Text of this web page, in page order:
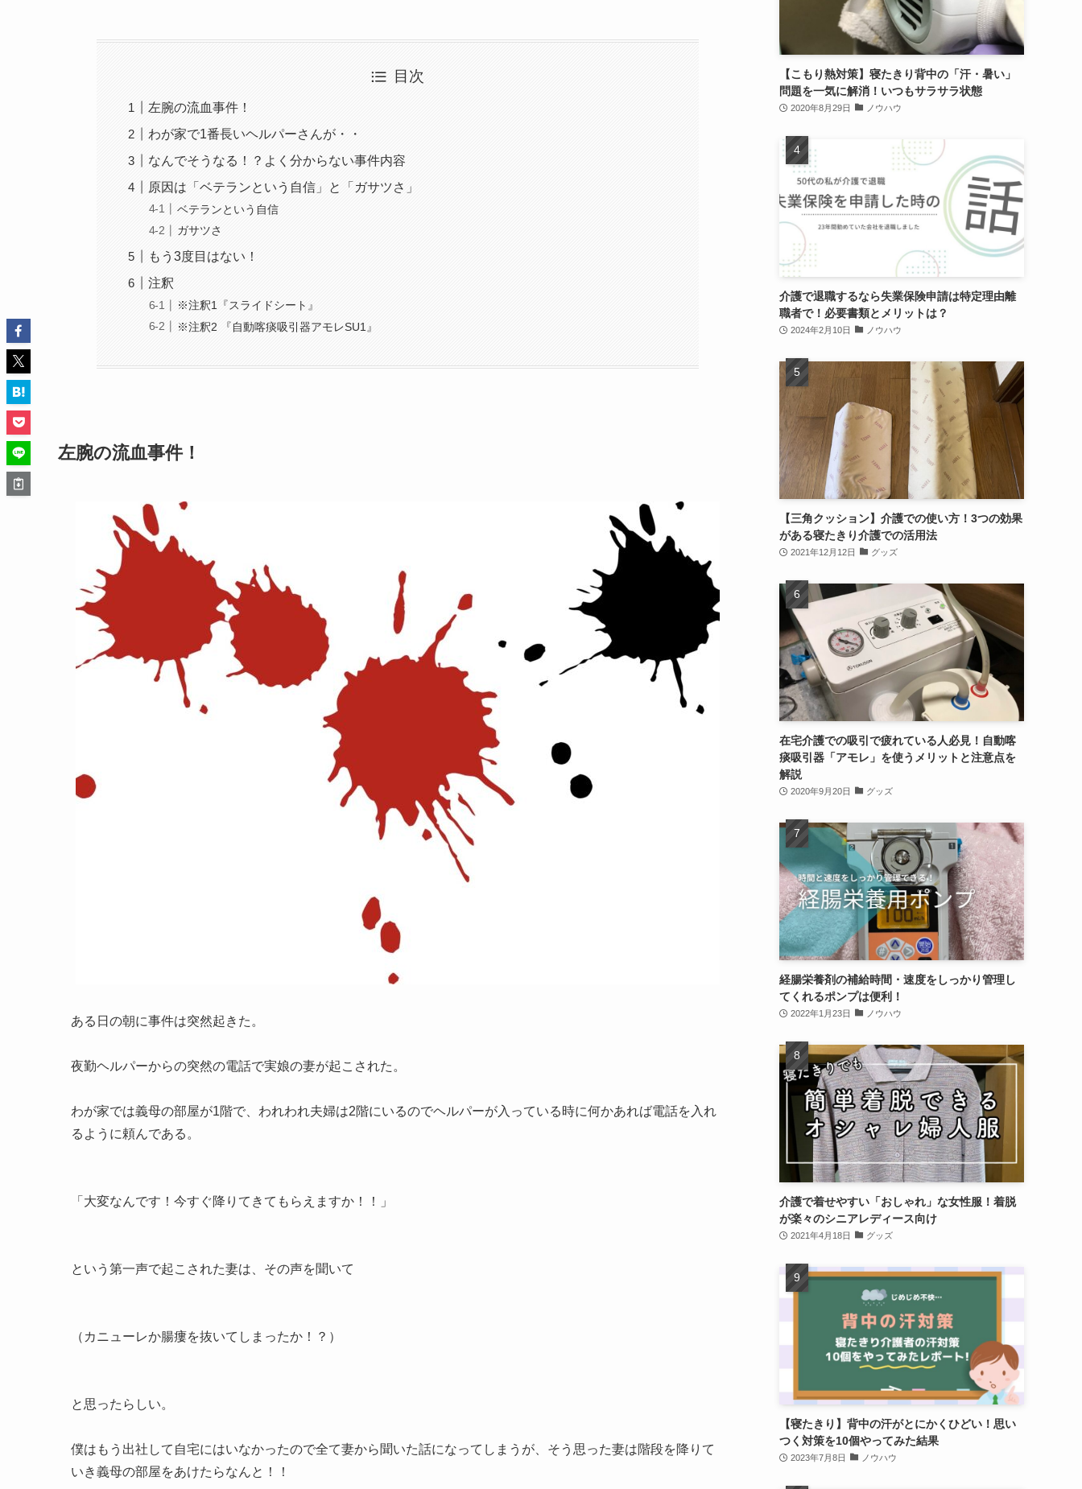
目次
左腕の流血事件！
わが家で1番長いヘルパーさんが・・
なんでそうなる！？よく分からない事件内容
原因は「ベテランという自信」と「ガサツさ」
ベテランという自信
ガサツさ
もう3度目はない！
注釈
※注釈1『スライドシート』
※注釈2 『自動喀痰吸引器アモレSU1』
左腕の流血事件！
ある日の朝に事件は突然起きた。
夜勤ヘルパーからの突然の電話で実娘の妻が起こされた。
わが家では義母の部屋が1階で、われわれ夫婦は2階にいるのでヘルパーが入っている時に何かあれば電話を入れ
るように頼んである。
「大変なんです！今すぐ降りてきてもらえますか！！」
という第一声で起こされた妻は、その声を聞いて
（カニューレか腸瘻を抜いてしまったか！？）
と思ったらしい。
僕はもう出社して自宅にはいなかったので全て妻から聞いた話になってしまうが、そう思った妻は階段を降りて
いき義母の部屋をあけたらなんと！！
【こもり熱対策】寝たきり背中の「汗・暑い」
問題を一気に解消！いつもサラサラ状態
2020年8月29日 ノウハウ
介護で退職するなら失業保険申請は特定理由離
職者で！必要書類とメリットは？
2024年2月10日 ノウハウ
【三角クッション】介護での使い方！3つの効果
がある寝たきり介護での活用法
2021年12月12日 グッズ
在宅介護での吸引で疲れている人必見！自動喀
痰吸引器「アモレ」を使うメリットと注意点を
解説
2020年9月20日 グッズ
経腸栄養剤の補給時間・速度をしっかり管理し
てくれるポンプは便利！
2022年1月23日 ノウハウ
介護で着せやすい「おしゃれ」な女性服！着脱
が楽々のシニアレディース向け
2021年4月18日 グッズ
【寝たきり】背中の汗がとにかくひどい！思い
つく対策を10個やってみた結果
2023年7月8日 ノウハウ